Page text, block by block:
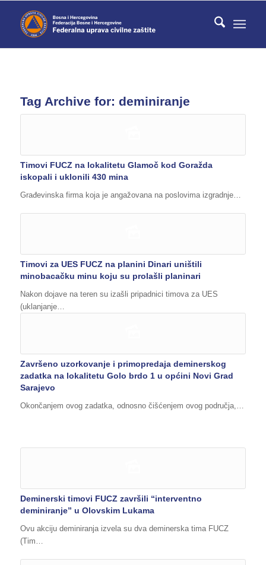
Tag Archive for: deminiranje
Timovi FUCZ na lokalitetu Glamoč kod Goražda
iskopali i uklonili 430 mina
Građevinska firma koja je angažovana na poslovima izgradnje…
Timovi za UES FUCZ na planini Dinari uništili
minobacačku minu koju su prolašli planinari
Nakon dojave na teren su izašli pripadnici timova za UES
(uklanjanje…
Završeno uzorkovanje i primopredaja deminerskog
zadatka na lokalitetu Golo brdo 1 u općini Novi Grad
Sarajevo
Okončanjem ovog zadatka, odnosno čišćenjem ovog područja,…
Deminerski timovi FUCZ završili “interventno
deminiranje” u Olovskim Lukama
Ovu akciju deminiranja izvela su dva deminerska tima FUCZ
(Tim…